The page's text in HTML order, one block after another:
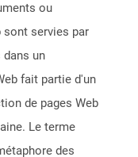
ou
sont servies par
dans un
fait partie d'un
de pages Web
Le terme
des